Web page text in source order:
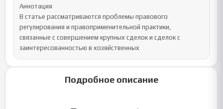
Аннотация
В статье рассматриваются проблемы правового
регулирования и правоприменительной практики,
связанные с совершением крупных сделок и сделок с
заинтересованностью в хозяйственных
Подробное описание